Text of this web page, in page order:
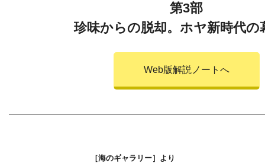
第3部
珍味からの脱却。ホヤ新時代の
Web版解説ノートへ
［海のギャラリー］より